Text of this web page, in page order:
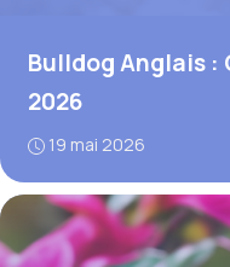
Bulldog Anglais :
2026
19 mai 2026